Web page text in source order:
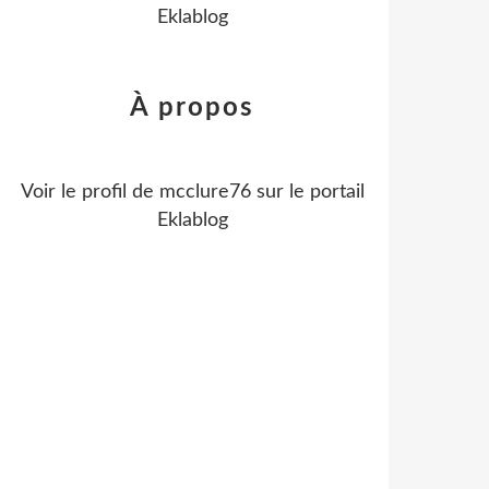
Eklablog
À propos
Voir le profil de mcclure76sur le portail
Eklablog